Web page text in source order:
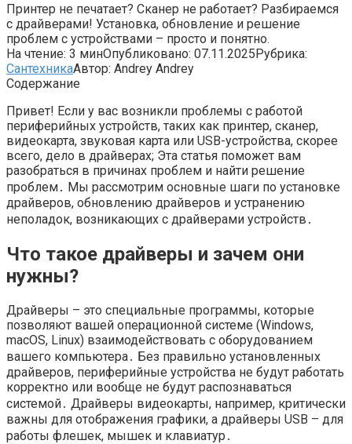
Принтер не печатает? Сканер не работает? Разбираемся
с драйверами! Установка, обновление и решение
проблем с устройствами – просто и понятно.
На чтение: 3 минОпубликовано: 07.11.2025Рубрика:
СантехникаАвтор: Andrey Andrey
Содержание
Привет! Если у вас возникли проблемы с работой
периферийных устройств, таких как принтер, сканер,
видеокарта, звуковая карта или USB-устройства, скорее
всего, дело в драйверах; Эта статья поможет вам
разобраться в причинах проблем и найти решение
проблем․ Мы рассмотрим основные шаги по установке
драйверов, обновлению драйверов и устранению
неполадок, возникающих с драйверами устройств․
Что такое драйверы и зачем они
нужны?
Драйверы – это специальные программы, которые
позволяют вашей операционной системе (Windows,
macOS, Linux) взаимодействовать с оборудованием
вашего компьютера․ Без правильно установленных
драйверов, периферийные устройства не будут работать
корректно или вообще не будут распознаваться
системой․ Драйверы видеокарты, например, критически
важны для отображения графики, а драйверы USB – для
работы флешек, мышек и клавиатур․